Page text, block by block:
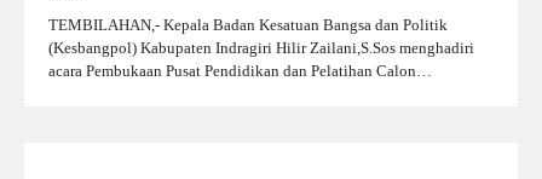
TEMBILAHAN,- Kepala Badan Kesatuan Bangsa dan Politik
(Kesbangpol) Kabupaten Indragiri Hilir Zailani,S.Sos menghadiri
acara Pembukaan Pusat Pendidikan dan Pelatihan Calon…